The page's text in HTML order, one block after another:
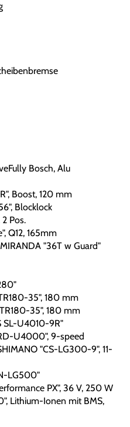
Bosch, Alu
Boost, 120 mm
Blocklock
Pos.
Q12, 165mm
MIRANDA "36T w Guard"
35", 180 mm
35", 180 mm
SL-U4010-9R"
U4000", 9-speed
"CS-LG300-9", 11-
LG500"
PX", 36 V, 250 W
Lithium-Ionen mit BMS,